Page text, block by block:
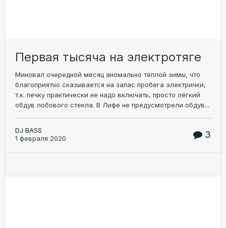
Первая тысяча на электротяге
Миновал очередной месяц аномально тёплой зимы, что
благоприятно сказывается на запас пробега электрички,
т.к. печку практически не надо включать, просто лёгкий
обдув лобового стекла. В Лифе не предусмотрели обдув...
DJ BASS
1 февраля 2020
3